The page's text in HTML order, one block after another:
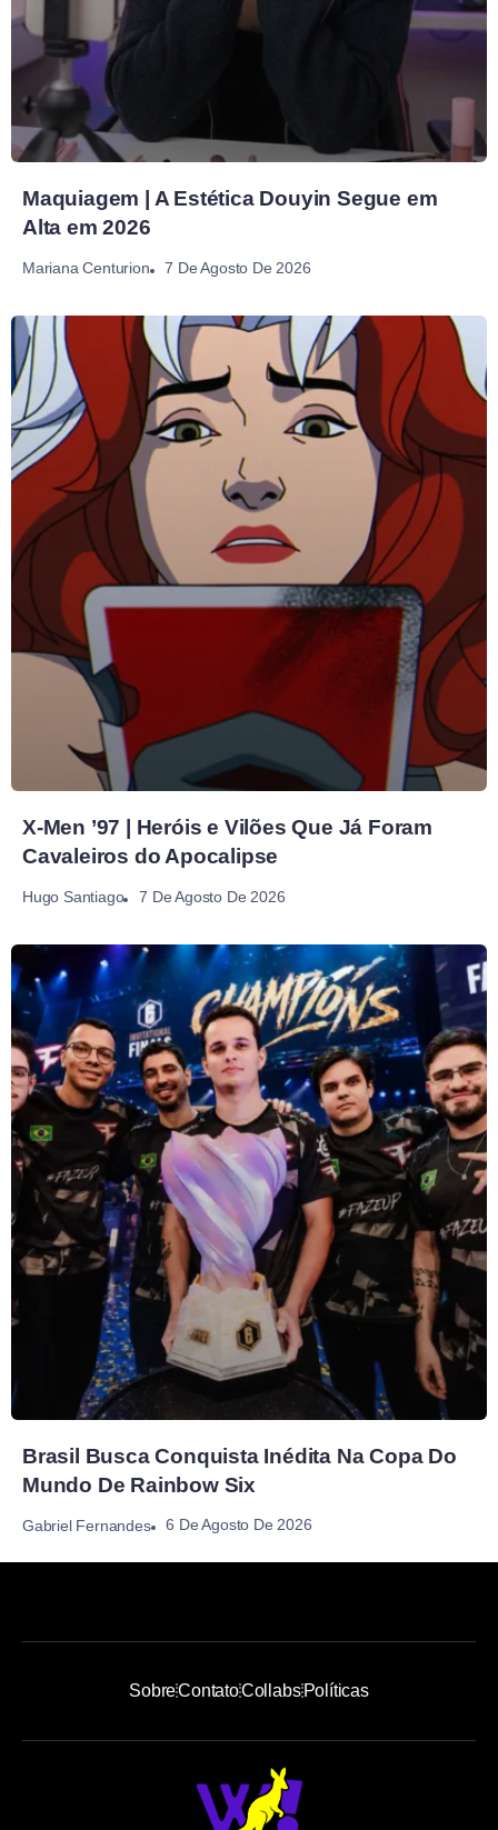
Maquiagem | A Estética Douyin Segue em
Alta em 2026
Mariana Centurion 7 De Agosto De 2026
X-Men ’97 | Heróis e Vilões Que Já Foram
Cavaleiros do Apocalipse
Hugo Santiago 7 De Agosto De 2026
Brasil Busca Conquista Inédita Na Copa Do
Mundo De Rainbow Six
Gabriel Fernandes 6 De Agosto De 2026
SobreContatoCollabsPolíticas